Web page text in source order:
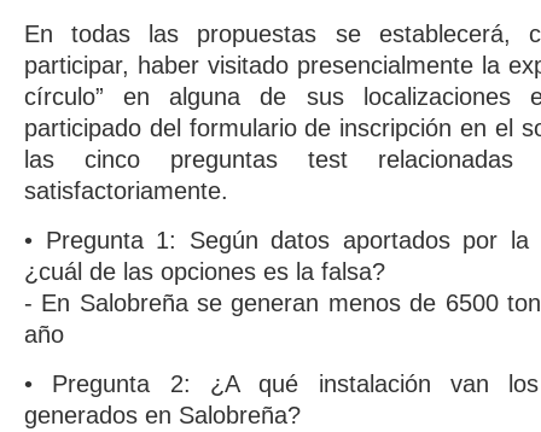
En todas las propuestas se establecerá,
participar, haber visitado presencialmente la
círculo” en alguna de sus localizaciones
participado del formulario de inscripción en el
las cinco preguntas test relacionadas
satisfactoriamente.
• Pregunta 1: Según datos aportados por la
¿cuál de las opciones es la falsa?
- En Salobreña se generan menos de 6500
año
• Pregunta 2: ¿A qué instalación van los
generados en Salobreña?